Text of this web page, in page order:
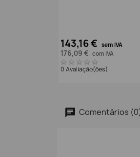
143,16 € sem IVA
176,09 € com IVA
0 Avaliação(ões)
Comentários